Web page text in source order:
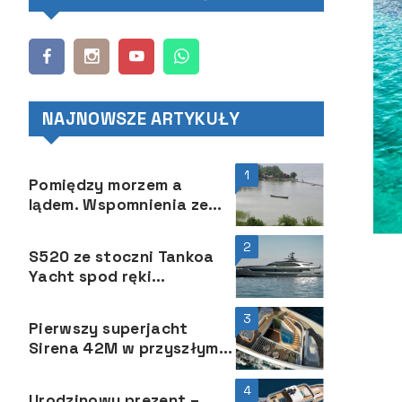
NAJNOWSZE ARTYKUŁY
1
Pomiędzy morzem a
lądem. Wspomnienia ze
2
S520 ze stoczni Tankoa
Yacht spod ręki
3
Pierwszy superjacht
Sirena 42M w przyszłym
4